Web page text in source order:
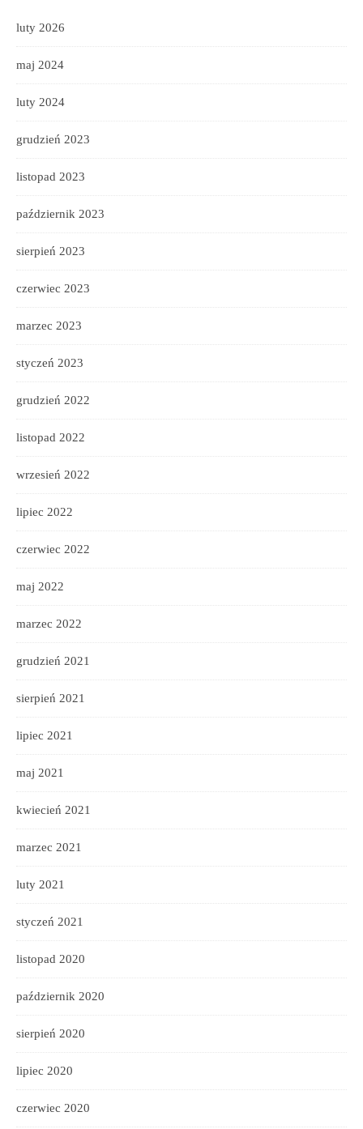
luty 2026
maj 2024
luty 2024
grudzień 2023
listopad 2023
październik 2023
sierpień 2023
czerwiec 2023
marzec 2023
styczeń 2023
grudzień 2022
listopad 2022
wrzesień 2022
lipiec 2022
czerwiec 2022
maj 2022
marzec 2022
grudzień 2021
sierpień 2021
lipiec 2021
maj 2021
kwiecień 2021
marzec 2021
luty 2021
styczeń 2021
listopad 2020
październik 2020
sierpień 2020
lipiec 2020
czerwiec 2020